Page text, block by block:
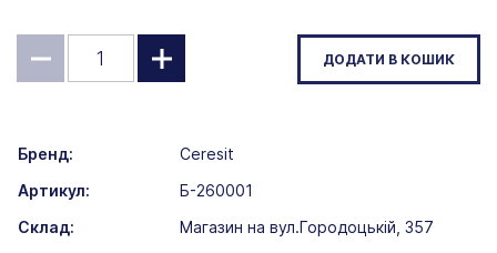
ДОДАТИ В КОШИК
Бренд:
Ceresit
Артикул:
Б-260001
Склад:
Магазин на вул.Городоцькій, 357